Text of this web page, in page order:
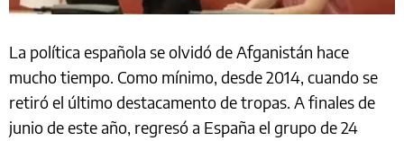
La política española se olvidó de Afganistán hace
mucho tiempo. Como mínimo, desde 2014, cuando se
retiró el último destacamento de tropas. A finales de
junio de este año, regresó a España el grupo de 24